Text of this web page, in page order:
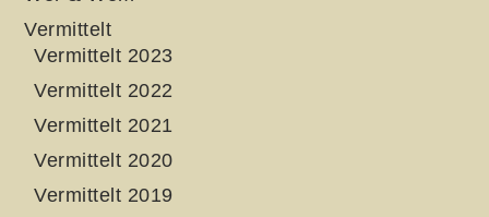
Vermittelt
Vermittelt 2023
Vermittelt 2022
Vermittelt 2021
Vermittelt 2020
Vermittelt 2019